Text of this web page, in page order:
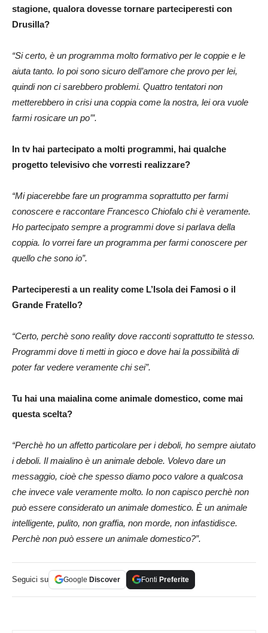
stagione, qualora dovesse tornare parteciperesti con
Drusilla?
“Si certo, è un programma molto formativo per le coppie e le
aiuta tanto. Io poi sono sicuro dell’amore che provo per lei,
quindi non ci sarebbero problemi. Quattro tentatori non
metterebbero in crisi una coppia come la nostra, lei ora vuole
farmi rosicare un po’”.
In tv hai partecipato a molti programmi, hai qualche
progetto televisivo che vorresti realizzare?
“Mi piacerebbe fare un programma soprattutto per farmi
conoscere e raccontare Francesco Chiofalo chi è veramente.
Ho partecipato sempre a programmi dove si parlava della
coppia. Io vorrei fare un programma per farmi conoscere per
quello che sono io”.
Parteciperesti a un reality come L’Isola dei Famosi o il
Grande Fratello?
“Certo, perchè sono reality dove racconti soprattutto te stesso.
Programmi dove ti metti in gioco e dove hai la possibilità di
poter far vedere veramente chi sei”.
Tu hai una maialina come animale domestico, come mai
questa scelta?
“Perchè ho un affetto particolare per i deboli, ho sempre aiutato
i deboli. Il maialino è un animale debole. Volevo dare un
messaggio, cioè che spesso diamo poco valore a qualcosa
che invece vale veramente molto. Io non capisco perchè non
può essere considerato un animale domestico. È un animale
intelligente, pulito, non graffia, non morde, non infastidisce.
Perchè non può essere un animale domestico?”.
Seguici su Google Discover Fonti Preferite